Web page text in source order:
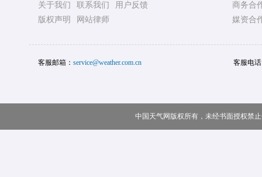
关于我们 联系我们
用户反馈
版权声明
网站律师
商务合
媒资合
客服邮箱： service@weather.com.cn 客服电
中国天气网版权所有，未经书面授权